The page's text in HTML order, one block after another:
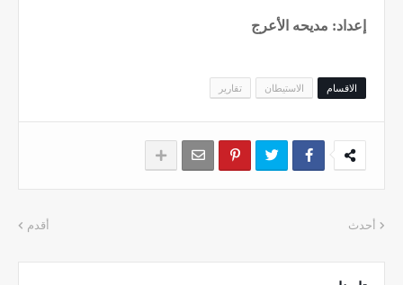
إعداد: مديحه الأعرج
الاقسام الاستيطان تقارير
أحدث أقدم